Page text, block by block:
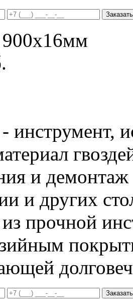
Заказать
900х16мм
инструмент,
и
и других
прочной
Заказать